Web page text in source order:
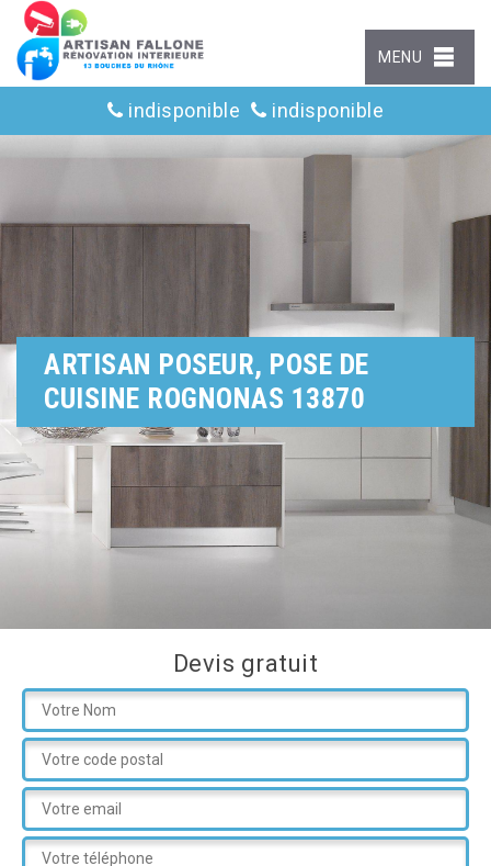
MENU
indisponible indisponible
ARTISAN POSEUR, POSE DE
CUISINE ROGNONAS 13870
Devis gratuit